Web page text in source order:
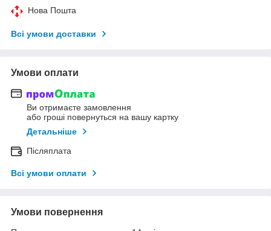
Нова Пошта
Всі умови доставки
Умови оплати
Ви отримаєте замовлення
або гроші повернуться на вашу картку
Детальніше
Післяплата
Всі умови оплати
Умови повернення